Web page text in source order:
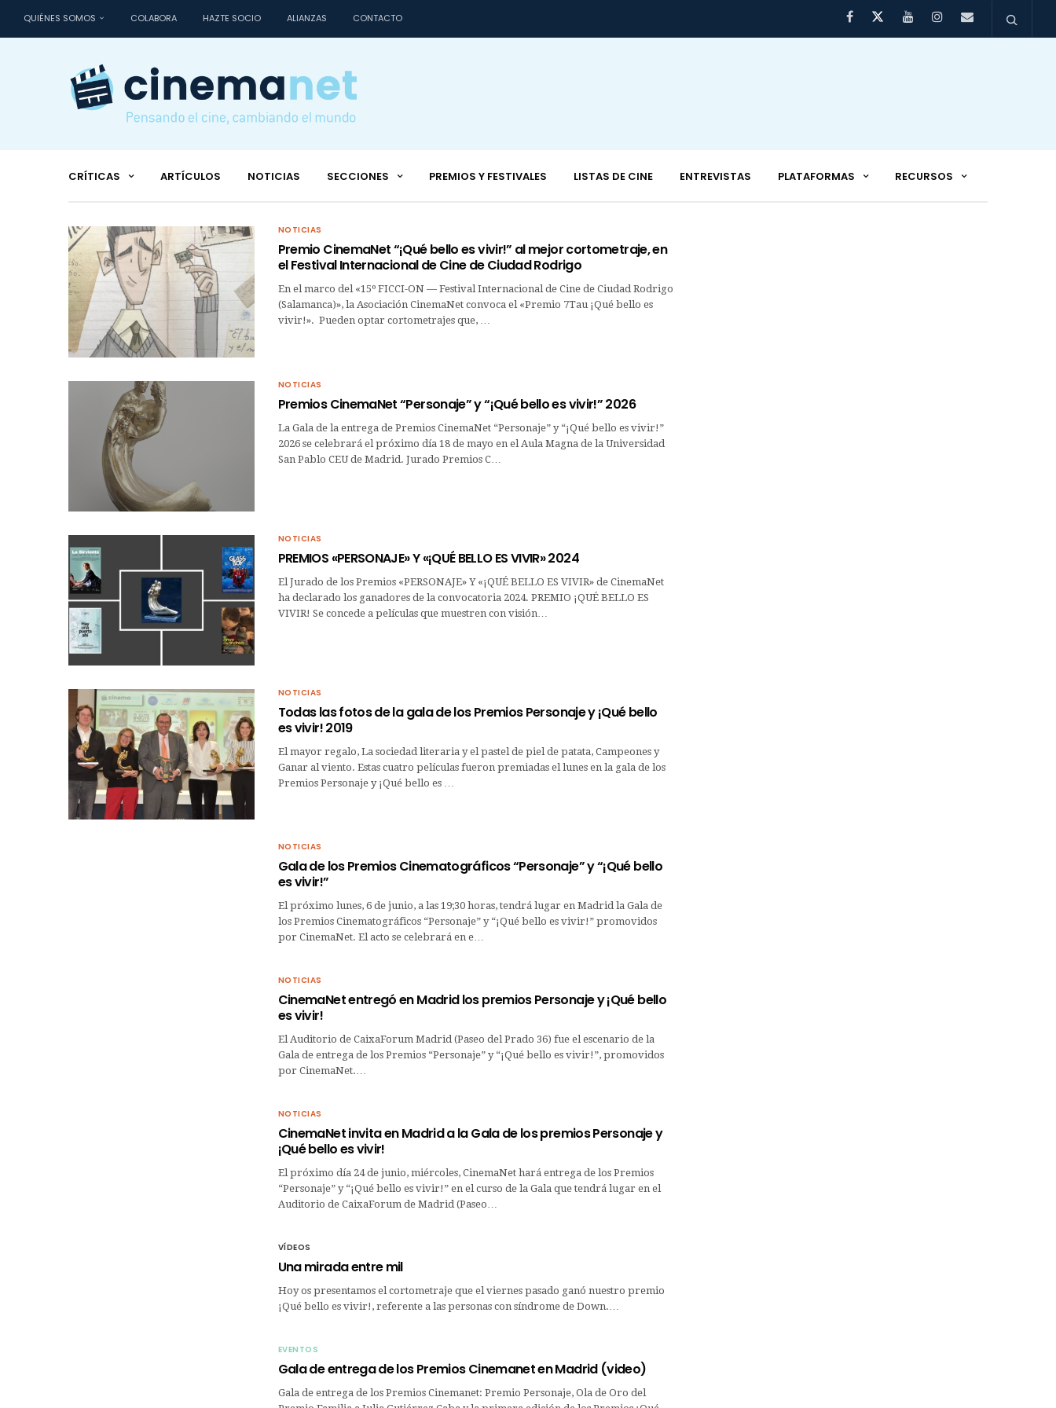
QUIÉNES SOMOS COLABORA HAZTE SOCIO ALIANZAS CONTACTO
CRÍTICAS ARTÍCULOS NOTICIAS SECCIONES PREMIOS Y FESTIVALES LISTAS DE CINE ENTREVISTAS PLATAFORMAS RECURSOS
NOTICIAS
Premio CinemaNet “¡Qué bello es vivir!” al mejor cortometraje, en
el Festival Internacional de Cine de Ciudad Rodrigo
En el marco del «15º FICCI-ON ­— Festival Internacional de Cine de Ciudad Rodrigo
(Salamanca)», la Asociación CinemaNet convoca el «Premio 7Tau ¡Qué bello es
vivir!». Pueden optar cortometrajes que, …
NOTICIAS
Premios CinemaNet “Personaje” y “¡Qué bello es vivir!” 2026
La Gala de la entrega de Premios CinemaNet “Personaje” y “¡Qué bello es vivir!”
2026 se celebrará el próximo día 18 de mayo en el Aula Magna de la Universidad
San Pablo CEU de Madrid. Jurado Premios C…
NOTICIAS
PREMIOS «PERSONAJE» Y «¡QUÉ BELLO ES VIVIR» 2024
El Jurado de los Premios «PERSONAJE» Y «¡QUÉ BELLO ES VIVIR» de CinemaNet
ha declarado los ganadores de la convocatoria 2024. PREMIO ¡QUÉ BELLO ES
VIVIR! Se concede a películas que muestren con visión…
NOTICIAS
Todas las fotos de la gala de los Premios Personaje y ¡Qué bello
es vivir! 2019
El mayor regalo, La sociedad literaria y el pastel de piel de patata, Campeones y
Ganar al viento. Estas cuatro películas fueron premiadas el lunes en la gala de los
Premios Personaje y ¡Qué bello es …
NOTICIAS
Gala de los Premios Cinematográficos “Personaje” y “¡Qué bello
es vivir!”
El próximo lunes, 6 de junio, a las 19;30 horas, tendrá lugar en Madrid la Gala de
los Premios Cinematográficos “Personaje” y “¡Qué bello es vivir!” promovidos
por CinemaNet. El acto se celebrará en e…
NOTICIAS
CinemaNet entregó en Madrid los premios Personaje y ¡Qué bello
es vivir!
El Auditorio de CaixaForum Madrid (Paseo del Prado 36) fue el escenario de la
Gala de entrega de los Premios “Personaje” y “¡Qué bello es vivir!”, promovidos
por CinemaNet.…
NOTICIAS
CinemaNet invita en Madrid a la Gala de los premios Personaje y
¡Qué bello es vivir!
El próximo día 24 de junio, miércoles, CinemaNet hará entrega de los Premios
“Personaje” y “¡Qué bello es vivir!” en el curso de la Gala que tendrá lugar en el
Auditorio de CaixaForum de Madrid (Paseo…
VÍDEOS
Una mirada entre mil
Hoy os presentamos el cortometraje que el viernes pasado ganó nuestro premio
¡Qué bello es vivir!, referente a las personas con síndrome de Down.…
EVENTOS
Gala de entrega de los Premios Cinemanet en Madrid (video)
Gala de entrega de los Premios Cinemanet: Premio Personaje, Ola de Oro del